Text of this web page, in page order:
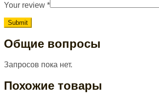
Your review *
Общие вопросы
Запросов пока нет.
Похожие товары